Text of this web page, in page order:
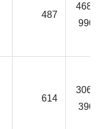
487
468,
990
614
306,
390